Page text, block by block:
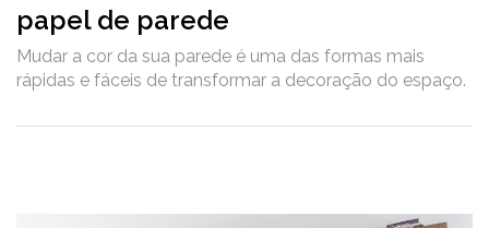
papel de parede
Mudar a cor da sua parede é uma das formas mais
rápidas e fáceis de transformar a decoração do espaço.